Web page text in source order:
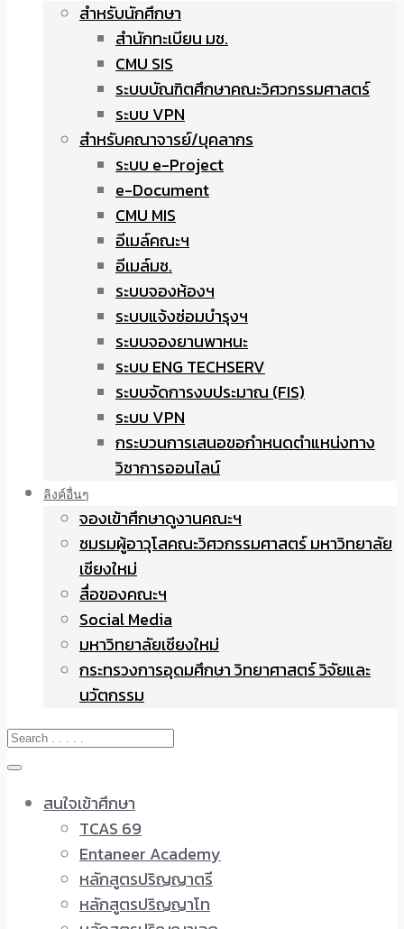
สำหรับนักศึกษา
สำนักทะเบียน มช.
CMU SIS
ระบบบัณฑิตศึกษาคณะวิศวกรรมศาสตร์
ระบบ VPN
สำหรับคณาจารย์/บุคลากร
ระบบ e-Project
e-Document
CMU MIS
อีเมล์คณะฯ
อีเมล์มช.
ระบบจองห้องฯ
ระบบแจ้งซ่อมบำรุงฯ
ระบบจองยานพาหนะ
ระบบ ENG TECHSERV
ระบบจัดการงบประมาณ (FIS)
ระบบ VPN
กระบวนการเสนอขอกำหนดตำแหน่งทาง
วิชาการออนไลน์
ลิงค์อื่นๆ
จองเข้าศึกษาดูงานคณะฯ
ชมรมผู้อาวุโสคณะวิศวกรรมศาสตร์ มหาวิทยาลัย
เชียงใหม่
สื่อของคณะฯ
Social Media
มหาวิทยาลัยเชียงใหม่
กระทรวงการอุดมศึกษา วิทยาศาสตร์ วิจัยและ
นวัตกรรม
สนใจเข้าศึกษา
TCAS 69
Entaneer Academy
หลักสูตรปริญญาตรี
หลักสูตรปริญญาโท